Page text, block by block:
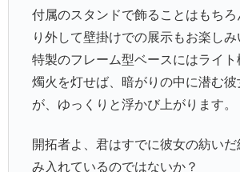
付属のスタンドで飾ることはもちろ
り外して壁掛けでの展示もお楽しみ
特製のフレーム型ベースにはライト
燭火を灯せば、暗がりの中に潜む彼
が、ゆっくりと浮かび上がります。
開拓者よ、君はすでに彼女の紡い
み入れているのではないか？